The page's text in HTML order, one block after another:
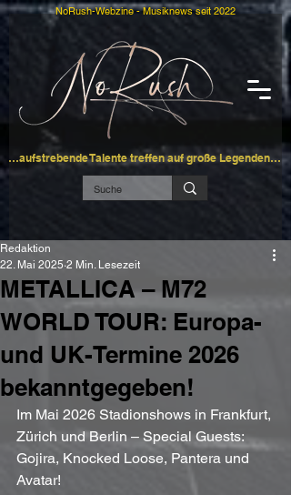
…aufstrebende Talente treffen auf große Legenden…
NoRush-Webzine - Musiknews seit 2022
METALLICA – M72
WORLD TOUR: Europa-
und UK-Termine 2026
bekanntgegeben!
Redaktion
22. Mai 2025 2 Min. Lesezeit
Im Mai 2026 Stadionshows in Frankfurt,
Zürich und Berlin – Special Guests:
Gojira, Knocked Loose, Pantera und
Avatar!